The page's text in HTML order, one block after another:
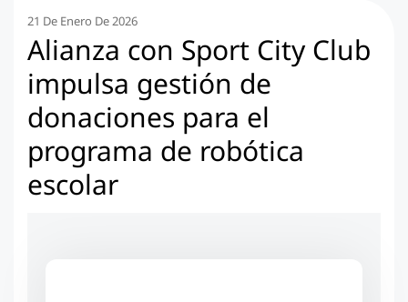
21 De Enero De 2026
Alianza con Sport City Club
impulsa gestión de
donaciones para el
programa de robótica
escolar